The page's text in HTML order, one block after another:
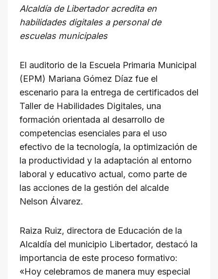
k
a
m
d
s
i
l
p
y
L
n
k
Alcaldía de Libertador acredita en
habilidades digitales a personal de
escuelas municipales
El auditorio de la Escuela Primaria Municipal
(EPM) Mariana Gómez Díaz fue el
escenario para la entrega de certificados del
Taller de Habilidades Digitales, una
formación orientada al desarrollo de
competencias esenciales para el uso
efectivo de la tecnología, la optimización de
la productividad y la adaptación al entorno
laboral y educativo actual, como parte de
las acciones de la gestión del alcalde
Nelson Álvarez.
Raiza Ruiz, directora de Educación de la
Alcaldía del municipio Libertador, destacó la
importancia de este proceso formativo:
«Hoy celebramos de manera muy especial